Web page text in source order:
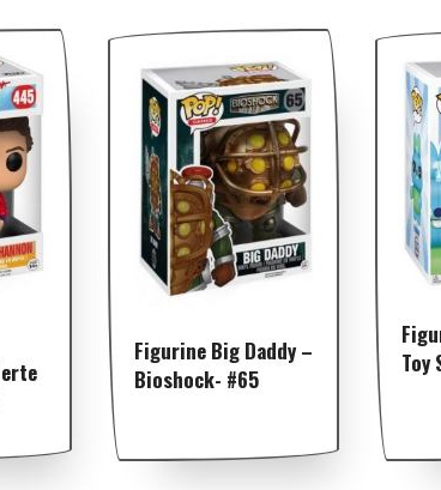
Figurine Big Daddy –
Bioshock- #65
Toy